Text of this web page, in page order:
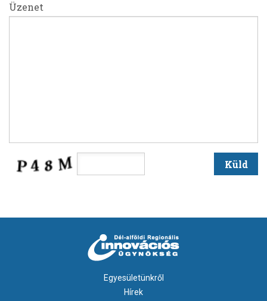
Üzenet
Egyesületünkről
Hírek